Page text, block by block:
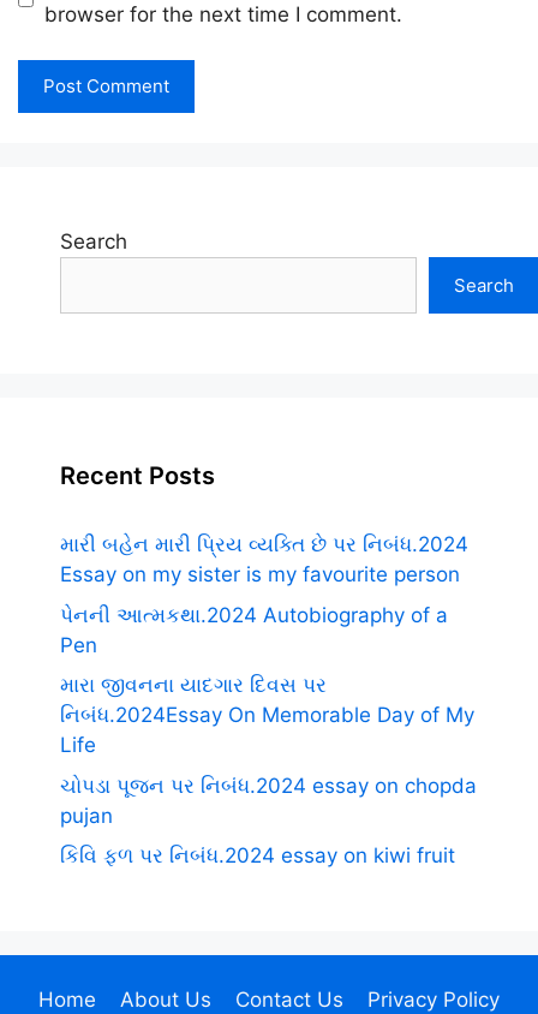
browser for the next time I comment.
Search
Search
Recent Posts
મારી બહેન મારી પ્રિય વ્યક્તિ છે પર નિબંધ.2024
Essay on my sister is my favourite person
પેનની આત્મકથા.2024 Autobiography of a
Pen
મારા જીવનના યાદગાર દિવસ પર
નિબંધ.2024Essay On Memorable Day of My
Life
ચોપડા પૂજન પર નિબંધ.2024 essay on chopda
pujan
કિવિ ફળ પર નિબંધ.2024 essay on kiwi fruit
Home About Us Contact Us Privacy Policy